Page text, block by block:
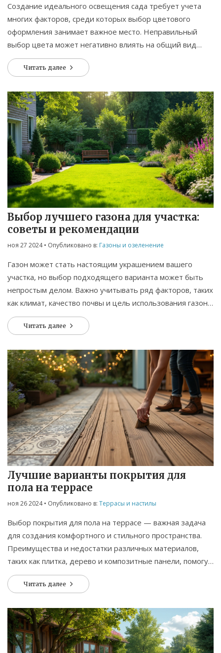
Создание идеального освещения сада требует учета
многих факторов, среди которых выбор цветового
оформления занимает важное место. Неправильный
выбор цвета может негативно влиять на общий вид
сада и его атмосферу. В статье рассматриваются цвета,
которые не рекомендуется использовать в 2024 году
цветовые решения для разных стилей садового дизайна
и мероприятия. Прочитайте наши советы, чтобы
избежать распространенных ошибок и сделать свой сад
уютным и стильным.
Читать далее
Выбор лучшего газона для участка:
советы и рекомендации
ноя 27 2024• Опубликовано в: Газоны и озеленение
Газон может стать настоящим украшением вашего
участка, но выбор подходящего варианта может быть
непростым делом. Важно учитывать ряд факторов, таких
как климат, качество почвы и цель использования газона.
В этой статье мы рассмотрим различные типы газонных
трав, их плюсы и минусы, а также дадим советы по уходу
решения и сделает ваш участок ещё более
привлекательным.
Читать далее
Лучшие варианты покрытия для
пола на террасе
ноя 26 2024• Опубликовано в: Террасы и настилы
Выбор покрытия для пола на террасе — важная задача
для создания комфортного и стильного пространства.
Преимущества и недостатки различных материалов,
таких как плитка, дерево и композитные панели, помогут
вам сделать правильный выбор. Вы узнаете, как
ухаживать за разными поверхностями и какие факторы
обсуждаются инновационные материалы и экологически
чистые решения для современных террас.
Читать далее